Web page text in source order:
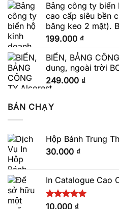
Bảng công ty biển
cao cấp siêu bền
băng keo 2 mặt).
199.000 ₫
BIỂN, BẢNG
dung, ngoài trời
249.000 ₫
BÁN CHẠY
Hộp Bánh Trung
30.000 ₫
In Catalogue Cao
Được xếp
10.000 ₫